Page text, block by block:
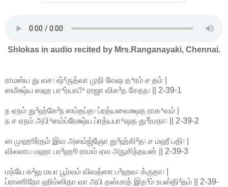
Shlokas in audio recited by Mrs.Ranganayaki, Chennai.
ராமஸ்ய து வச꞉ ஷ்²ருத்வா முநி வேஷ த⁴ரம் ச தம் |
ஸமீக்ஷ்ய ஸஹ பா⁴ர்யாபீ⁴ ராஜா விக³த சேதந꞉ || 2-39-1
ந ஏநம் து³ஹ்கே²ந ஸம்தப்த꞉ ப்ரத்யவைக்ஷத ராக⁴வம் |
ந ச ஏநம் அபி⁴ஸம்ப்ரேக்ஷ்ய ப்ரத்யபா⁴ஷத து³ர்மநா꞉ || 2-39-2
ஸ முஹூர்தம் இவ அஸம்ஜ்ஞோ து³ஹ்கி²த꞉ ச மஹீ பதி꞉ |
விலலாப மஹா பா³ஹூ ராமம் ஏவ அநுசிந்தயன் || 2-39-3
மந்யே க²லு மயா பூர்வம் விவத்ஸா ப³ஹவ꞉ க்ருதா꞉ |
ப்ராணிநோ ஹிம்ஸிதா வா அபி தஸ்மாத் இத³ம் உபஸ்தி²தம் || 2-39-